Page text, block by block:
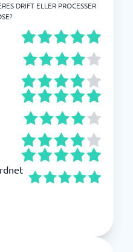
DRIFT ELLER PROCESSER